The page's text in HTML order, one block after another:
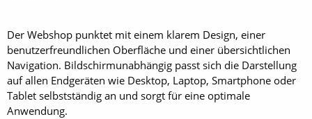
Der Webshop punktet mit einem klarem Design, einer
benutzerfreundlichen Oberfläche und einer übersichtlichen
Navigation. Bildschirmunabhängig passt sich die Darstellung
auf allen Endgeräten wie Desktop, Laptop, Smartphone oder
Tablet selbstständig an und sorgt für eine optimale
Anwendung.